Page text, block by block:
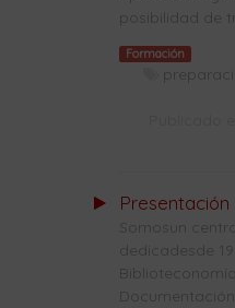
posibilidad de
Formación
Presentación
Somosun
dedicadesde